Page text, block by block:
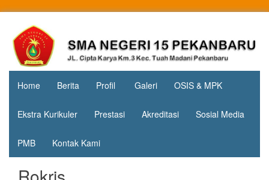
contentSMA
Negeri 15
Pekanbaru
Jl. Cipta
Karya
KM.3, Kec.
Tuah
Madani,
Home Berita Profil Galeri OSIS & MPK
Ekstra Kurikuler Prestasi Akreditasi Sosial Media
PMB Kontak Kami